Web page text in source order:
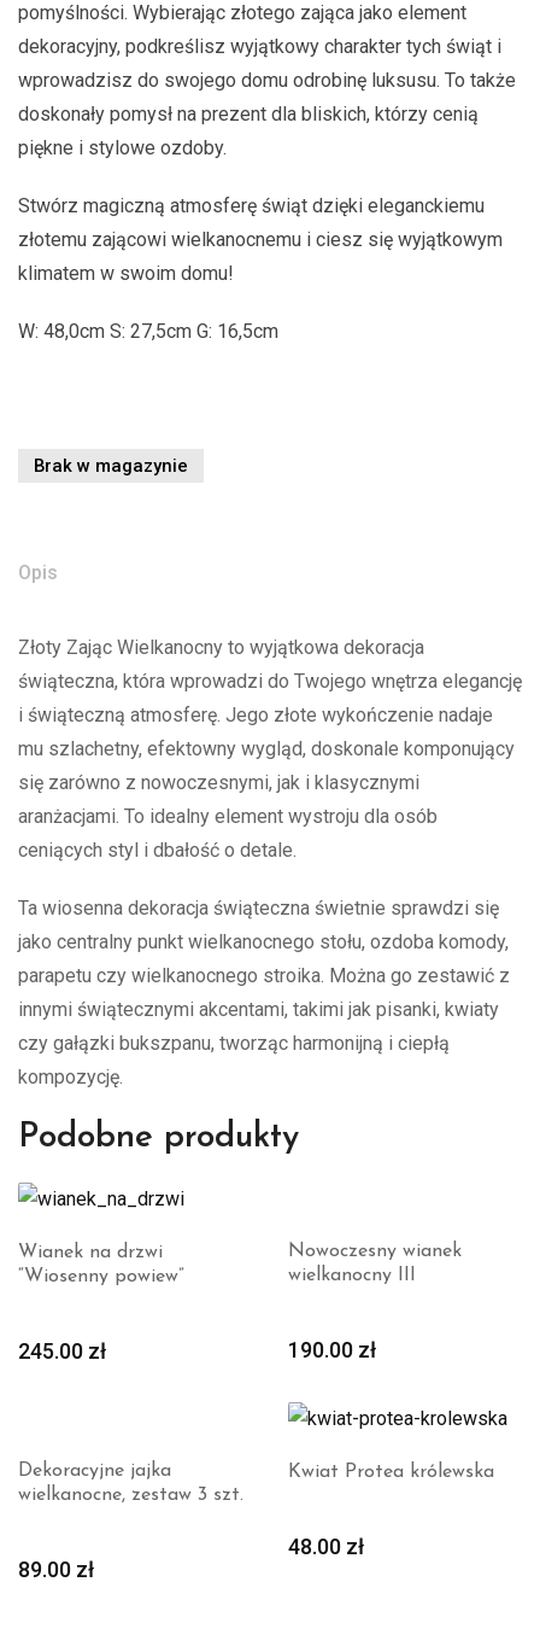
pomyślności. Wybierając złotego zająca jako element
dekoracyjny, podkreślisz wyjątkowy charakter tych świąt i
wprowadzisz do swojego domu odrobinę luksusu. To także
doskonały pomysł na prezent dla bliskich, którzy cenią
piękne i stylowe ozdoby.
Stwórz magiczną atmosferę świąt dzięki eleganckiemu
złotemu zającowi wielkanocnemu i ciesz się wyjątkowym
klimatem w swoim domu!
W: 48,0cm S: 27,5cm G: 16,5cm
Brak w magazynie
Opis
Złoty Zając Wielkanocny to wyjątkowa dekoracja
świąteczna, która wprowadzi do Twojego wnętrza elegancję
i świąteczną atmosferę. Jego złote wykończenie nadaje
mu szlachetny, efektowny wygląd, doskonale komponujący
się zarówno z nowoczesnymi, jak i klasycznymi
aranżacjami. To idealny element wystroju dla osób
ceniących styl i dbałość o detale.
Ta wiosenna dekoracja świąteczna świetnie sprawdzi się
jako centralny punkt wielkanocnego stołu, ozdoba komody,
parapetu czy wielkanocnego stroika. Można go zestawić z
innymi świątecznymi akcentami, takimi jak pisanki, kwiaty
czy gałązki bukszpanu, tworząc harmonijną i ciepłą
kompozycję.
Podobne produkty
Wianek na drzwi
“Wiosenny powiew”
245.00 zł
Nowoczesny wianek
wielkanocny III
190.00 zł
Dekoracyjne jajka
wielkanocne, zestaw 3 szt.
89.00 zł
Kwiat Protea królewska
48.00 zł